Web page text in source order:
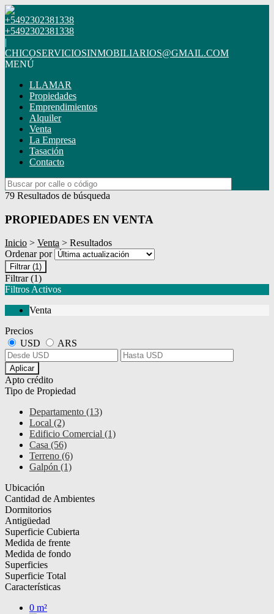
+5492302381338
+5492302381338
|
CHICOSERVICIOSINMOBILIARIOS@GMAIL.COM
MENÚ
LLAMAR
Propiedades
Emprendimientos
Alquiler
Venta
La Empresa
Tasación
Contacto
79 Resultados de búsqueda
PROPIEDADES EN VENTA
Inicio > Venta > Resultados
Ordenar por
Filtrar (1)
Filtrar (1)
Filtros Activos
Venta
Precios
USD
ARS
Aplicar
Apto crédito
Tipo de Propiedad
Departamento (13)
Local (2)
Edificio Comercial (1)
Casa (56)
Terreno (6)
Galpón (1)
Ubicación
Cantidad de Ambientes
Dormitorios
Antigüedad
Superficie Cubierta
Medida de frente
Medida de fondo
Superficies
Superficie Total
Características
0 m²